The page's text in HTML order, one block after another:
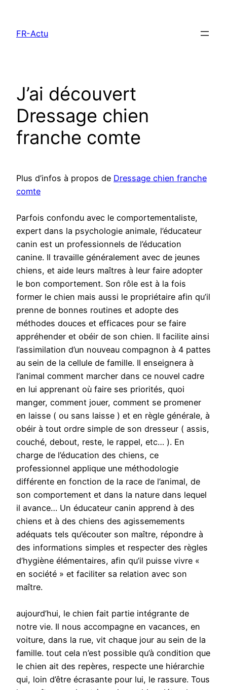
contenu
FR-Actu
J’ai découvert
Dressage chien
franche comte
Plus d’infos à propos de Dressage chien franche
comte
Parfois confondu avec le comportementaliste,
expert dans la psychologie animale, l’éducateur
canin est un professionnels de l’éducation
canine. Il travaille généralement avec de jeunes
chiens, et aide leurs maîtres à leur faire adopter
le bon comportement. Son rôle est à la fois
former le chien mais aussi le propriétaire afin qu’il
prenne de bonnes routines et adopte des
méthodes douces et efficaces pour se faire
appréhender et obéir de son chien. Il facilite ainsi
l’assimilation d’un nouveau compagnon à 4 pattes
au sein de la cellule de famille. Il enseignera à
l’animal comment marcher dans ce nouvel cadre
en lui apprenant où faire ses priorités, quoi
manger, comment jouer, comment se promener
en laisse ( ou sans laisse ) et en règle générale, à
obéir à tout ordre simple de son dresseur ( assis,
couché, debout, reste, le rappel, etc… ). En
charge de l’éducation des chiens, ce
professionnel applique une méthodologie
différente en fonction de la race de l’animal, de
son comportement et dans la nature dans lequel
il avance… Un éducateur canin apprend à des
chiens et à des chiens des agissemements
adéquats tels qu’écouter son maître, répondre à
des informations simples et respecter des règles
d’hygiène élémentaires, afin qu’il puisse vivre «
en société » et faciliter sa relation avec son
maître.
aujourd’hui, le chien fait partie intégrante de
notre vie. Il nous accompagne en vacances, en
voiture, dans la rue, vit chaque jour au sein de la
famille. tout cela n’est possible qu’à condition que
le chien ait des repères, respecte une hiérarchie
qui, loin d’être écrasante pour lui, le rassure. Tous